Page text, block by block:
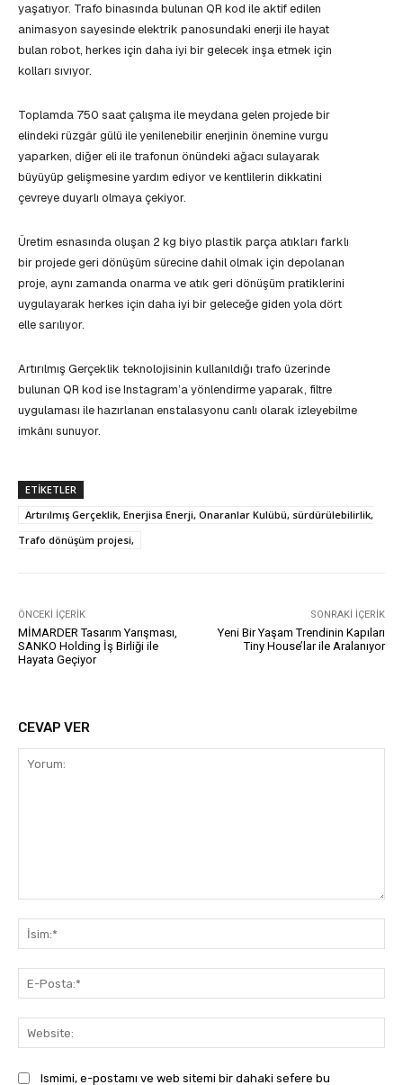
yaşatıyor. Trafo binasında bulunan QR kod ile aktif edilen
animasyon sayesinde elektrik panosundaki enerji ile hayat
bulan robot, herkes için daha iyi bir gelecek inşa etmek için
kolları sıvıyor.
Toplamda 750 saat çalışma ile meydana gelen projede bir
elindeki rüzgâr gülü ile yenilenebilir enerjinin önemine vurgu
yaparken, diğer eli ile trafonun önündeki ağacı sulayarak
büyüyüp gelişmesine yardım ediyor ve kentlilerin dikkatini
çevreye duyarlı olmaya çekiyor.
Üretim esnasında oluşan 2 kg biyo plastik parça atıkları farklı
bir projede geri dönüşüm sürecine dahil olmak için depolanan
proje, aynı zamanda onarma ve atık geri dönüşüm pratiklerini
uygulayarak herkes için daha iyi bir geleceğe giden yola dört
elle sarılıyor.
Artırılmış Gerçeklik teknolojisinin kullanıldığı trafo üzerinde
bulunan QR kod ise Instagram’a yönlendirme yaparak, filtre
uygulaması ile hazırlanan enstalasyonu canlı olarak izleyebilme
imkânı sunuyor.
ETIKETLER
Artırılmış Gerçeklik, Enerjisa Enerji, Onaranlar Kulübü, sürdürülebilirlik,
Trafo dönüşüm projesi,
ÖNCEKI İÇERIK
MİMARDER Tasarım Yarışması,
SANKO Holding İş Birliği ile
Hayata Geçiyor
SONRAKI İÇERIK
Yeni Bir Yaşam Trendinin Kapıları
Tiny House’lar ile Aralanıyor
CEVAP VER
Ismimi, e-postamı ve web sitemi bir dahaki sefere bu